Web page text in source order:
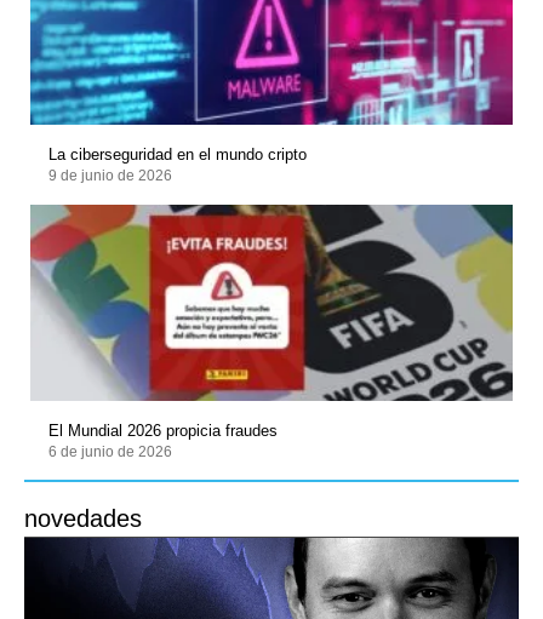
La ciberseguridad en el mundo cripto
9 de junio de 2026
El Mundial 2026 propicia fraudes
6 de junio de 2026
novedades